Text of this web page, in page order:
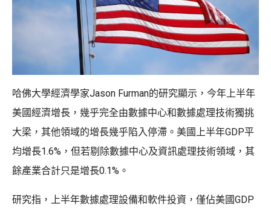
哈佛大學經濟學家Jason Furman的研究顯示，今年上半年
美國經濟增長，幾乎完全由數據中心和數據處理技術獨挑
大梁，其他領域的增長幾乎陷入停滯。美國上半年GDP平
均增長1.6%，但若剔除數據中心及資訊處理技術領域，其
餘產業合計只是增長0.1%。
研究指，上半年數據處理設備和軟件投資，僅佔美國GDP